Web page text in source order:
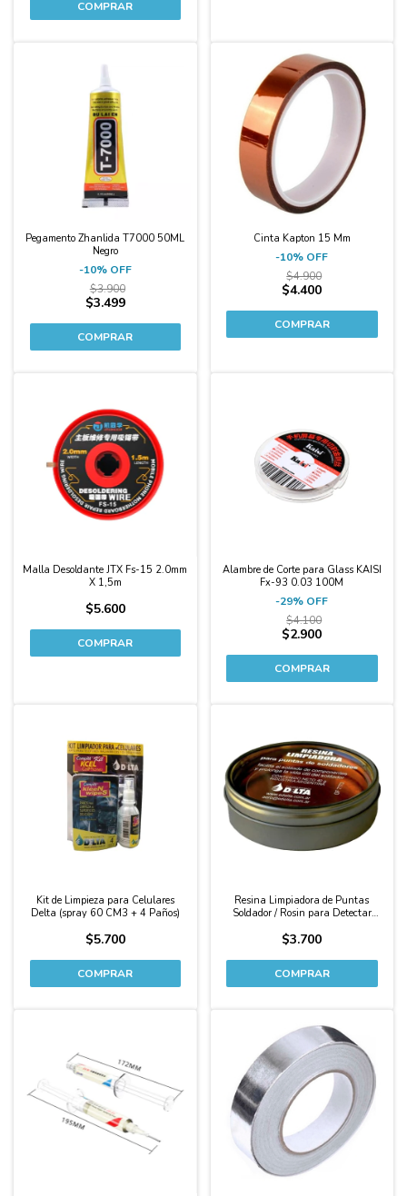
Pegamento Zhanlida T7000 50ML
Negro
-10% OFF
$3.900
$3.499
Cinta Kapton 15 Mm
-10% OFF
$4.900
$4.400
Malla Desoldante JTX Fs-15 2.0mm
X 1,5m
$5.600
Alambre de Corte para Glass KAISI
Fx-93 0.03 100M
-29% OFF
$4.100
$2.900
Kit de Limpieza para Celulares
Delta (spray 60 CM3 + 4 Paños)
$5.700
Resina Limpiadora de Puntas
Soldador / Rosin para Detectar
$3.700